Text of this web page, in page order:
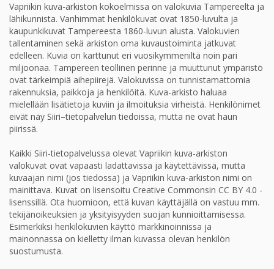
Vapriikin kuva-arkiston kokoelmissa on valokuvia Tampereelta ja
lähikunnista. Vanhimmat henkilökuvat ovat 1850-luvulta ja
kaupunkikuvat Tampereesta 1860-luvun alusta. Valokuvien
tallentaminen sekä arkiston oma kuvaustoiminta jatkuvat
edelleen. Kuvia on karttunut eri vuosikymmeniltä noin pari
miljoonaa. Tampereen teollinen perinne ja muuttunut ympäristö
ovat tärkeimpiä aihepiirejä. Valokuvissa on tunnistamattomia
rakennuksia, paikkoja ja henkilöitä. Kuva-arkisto haluaa
mielellään lisätietoja kuviin ja ilmoituksia virheistä. Henkilönimet
eivät näy Siiri–tietopalvelun tiedoissa, mutta ne ovat haun
piirissä.
Kaikki Siiri-tietopalvelussa olevat Vapriikin kuva-arkiston
valokuvat ovat vapaasti ladattavissa ja käytettävissä, mutta
kuvaajan nimi (jos tiedossa) ja Vapriikin kuva-arkiston nimi on
mainittava. Kuvat on lisensoitu Creative Commonsin CC BY 4.0 -
lisenssillä. Ota huomioon, että kuvan käyttäjällä on vastuu mm.
tekijänoikeuksien ja yksityisyyden suojan kunnioittamisessa.
Esimerkiksi henkilökuvien käyttö markkinoinnissa ja
mainonnassa on kielletty ilman kuvassa olevan henkilön
suostumusta.